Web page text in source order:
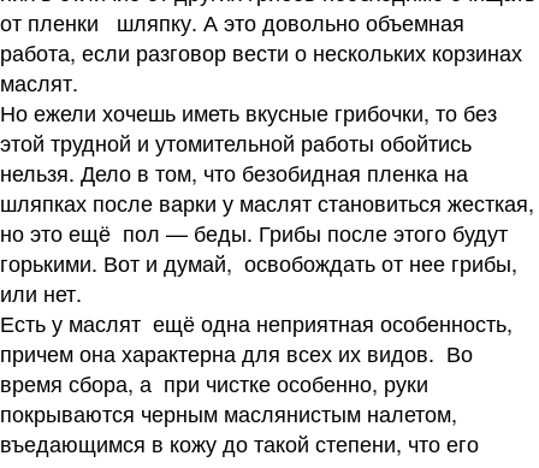
от пленки шляпку. А это довольно объемная
работа, если разговор вести о нескольких корзинах
маслят.
Но ежели хочешь иметь вкусные грибочки, то без
этой трудной и утомительной работы обойтись
нельзя. Дело в том, что безобидная пленка на
шляпках после варки у маслят становиться жесткая,
но это ещё пол — беды. Грибы после этого будут
горькими. Вот и думай, освобождать от нее грибы,
или нет.
Есть у маслят ещё одна неприятная особенность,
причем она характерна для всех их видов. Во
время сбора, а при чистке особенно, руки
покрываются черным маслянистым налетом,
въедающимся в кожу до такой степени, что его